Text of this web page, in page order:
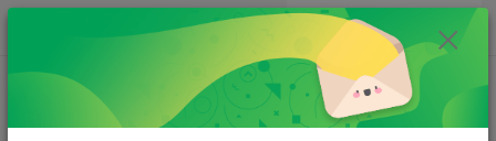
ks
za 0,00 EUR